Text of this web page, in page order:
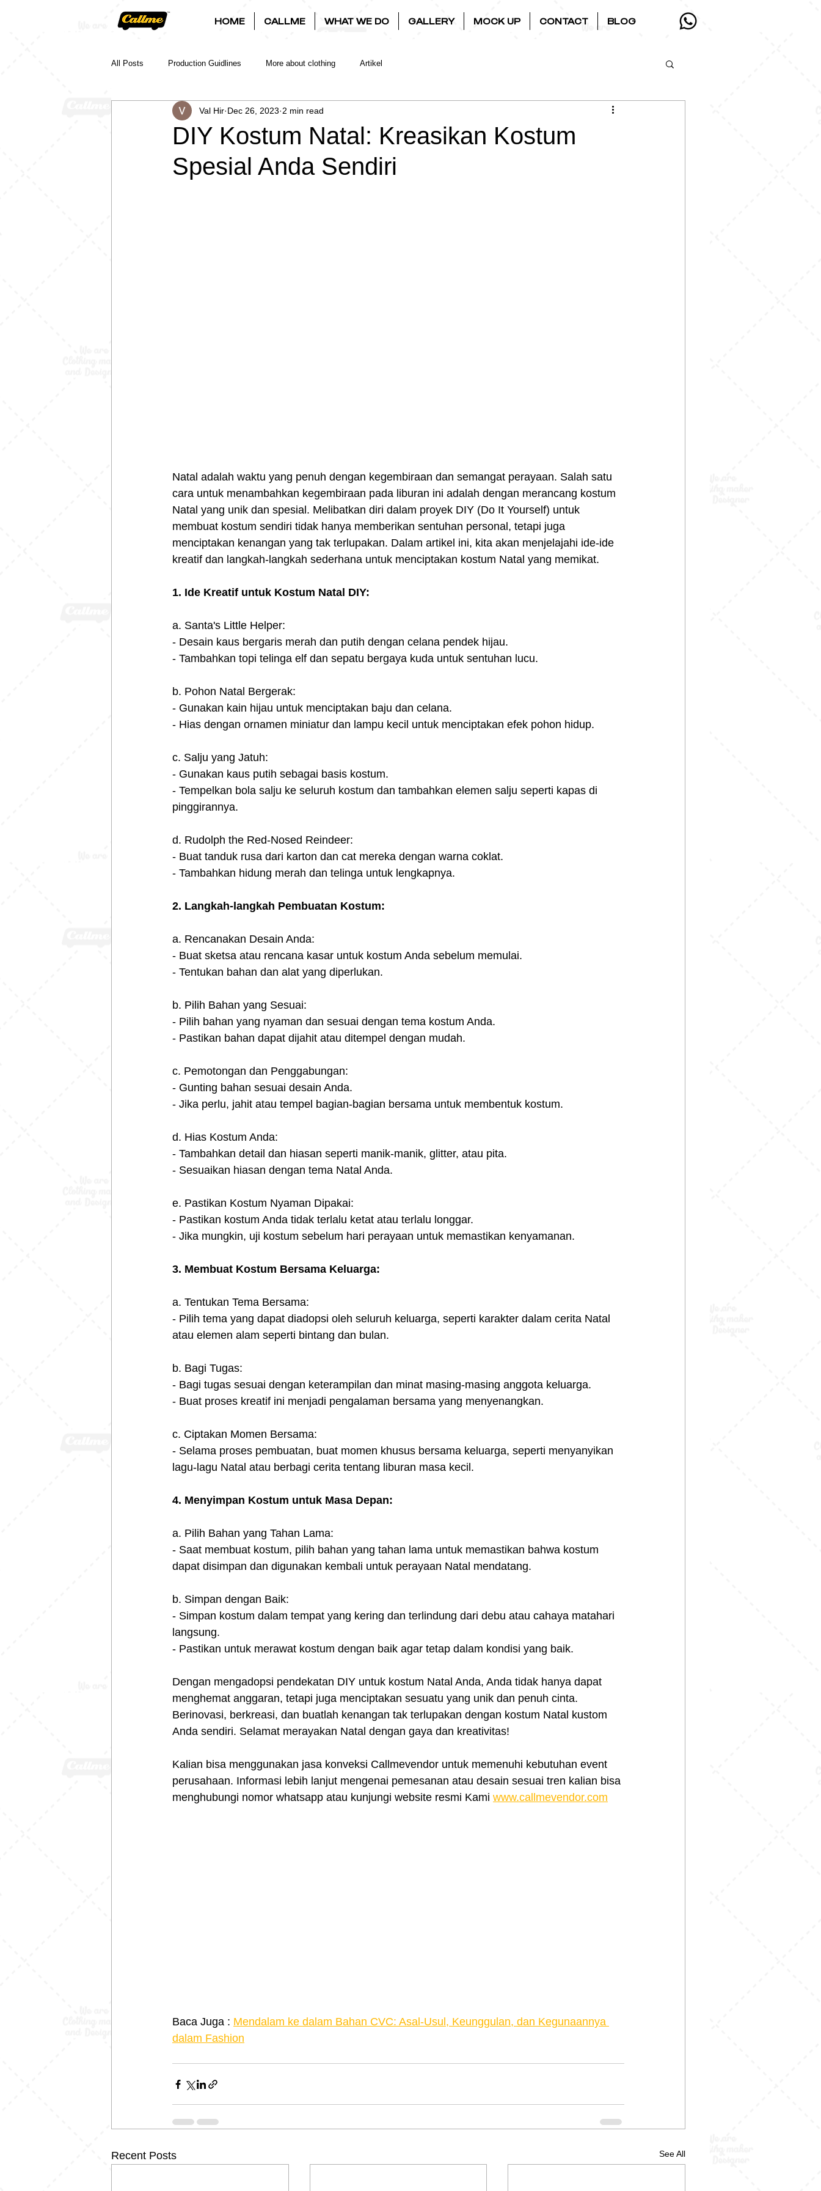
HOME CALLME WHAT WE DO GALLERY MOCK UP CONTACT BLOG
All Posts Production Guidlines More about clothing Artikel
DIY Kostum Natal: Kreasikan Kostum
Spesial Anda Sendiri
Val Hir Dec 26, 2023 2 min read
Natal adalah waktu yang penuh dengan kegembiraan dan semangat perayaan. Salah satu
cara untuk menambahkan kegembiraan pada liburan ini adalah dengan merancang kostum
Natal yang unik dan spesial. Melibatkan diri dalam proyek DIY (Do It Yourself) untuk
membuat kostum sendiri tidak hanya memberikan sentuhan personal, tetapi juga
menciptakan kenangan yang tak terlupakan. Dalam artikel ini, kita akan menjelajahi ide-ide
kreatif dan langkah-langkah sederhana untuk menciptakan kostum Natal yang memikat.
1. Ide Kreatif untuk Kostum Natal DIY:
a. Santa's Little Helper:
- Desain kaus bergaris merah dan putih dengan celana pendek hijau.
- Tambahkan topi telinga elf dan sepatu bergaya kuda untuk sentuhan lucu.
b. Pohon Natal Bergerak:
- Gunakan kain hijau untuk menciptakan baju dan celana.
- Hias dengan ornamen miniatur dan lampu kecil untuk menciptakan efek pohon hidup.
c. Salju yang Jatuh:
- Gunakan kaus putih sebagai basis kostum.
- Tempelkan bola salju ke seluruh kostum dan tambahkan elemen salju seperti kapas di
pinggirannya.
d. Rudolph the Red-Nosed Reindeer:
- Buat tanduk rusa dari karton dan cat mereka dengan warna coklat.
- Tambahkan hidung merah dan telinga untuk lengkapnya.
2. Langkah-langkah Pembuatan Kostum:
a. Rencanakan Desain Anda:
- Buat sketsa atau rencana kasar untuk kostum Anda sebelum memulai.
- Tentukan bahan dan alat yang diperlukan.
b. Pilih Bahan yang Sesuai:
- Pilih bahan yang nyaman dan sesuai dengan tema kostum Anda.
- Pastikan bahan dapat dijahit atau ditempel dengan mudah.
c. Pemotongan dan Penggabungan:
- Gunting bahan sesuai desain Anda.
- Jika perlu, jahit atau tempel bagian-bagian bersama untuk membentuk kostum.
d. Hias Kostum Anda:
- Tambahkan detail dan hiasan seperti manik-manik, glitter, atau pita.
- Sesuaikan hiasan dengan tema Natal Anda.
e. Pastikan Kostum Nyaman Dipakai:
- Pastikan kostum Anda tidak terlalu ketat atau terlalu longgar.
- Jika mungkin, uji kostum sebelum hari perayaan untuk memastikan kenyamanan.
3. Membuat Kostum Bersama Keluarga:
a. Tentukan Tema Bersama:
- Pilih tema yang dapat diadopsi oleh seluruh keluarga, seperti karakter dalam cerita Natal
atau elemen alam seperti bintang dan bulan.
b. Bagi Tugas:
- Bagi tugas sesuai dengan keterampilan dan minat masing-masing anggota keluarga.
- Buat proses kreatif ini menjadi pengalaman bersama yang menyenangkan.
c. Ciptakan Momen Bersama:
- Selama proses pembuatan, buat momen khusus bersama keluarga, seperti menyanyikan
lagu-lagu Natal atau berbagi cerita tentang liburan masa kecil.
4. Menyimpan Kostum untuk Masa Depan:
a. Pilih Bahan yang Tahan Lama:
- Saat membuat kostum, pilih bahan yang tahan lama untuk memastikan bahwa kostum
dapat disimpan dan digunakan kembali untuk perayaan Natal mendatang.
b. Simpan dengan Baik:
- Simpan kostum dalam tempat yang kering dan terlindung dari debu atau cahaya matahari
langsung.
- Pastikan untuk merawat kostum dengan baik agar tetap dalam kondisi yang baik.
Dengan mengadopsi pendekatan DIY untuk kostum Natal Anda, Anda tidak hanya dapat
menghemat anggaran, tetapi juga menciptakan sesuatu yang unik dan penuh cinta.
Berinovasi, berkreasi, dan buatlah kenangan tak terlupakan dengan kostum Natal kustom
Anda sendiri. Selamat merayakan Natal dengan gaya dan kreativitas!
Kalian bisa menggunakan jasa konveksi Callmevendor untuk memenuhi kebutuhan event
perusahaan. Informasi lebih lanjut mengenai pemesanan atau desain sesuai tren kalian bisa
menghubungi nomor whatsapp atau kunjungi website resmi Kami www.callmevendor.com
Baca Juga : Mendalam ke dalam Bahan CVC: Asal-Usul, Keunggulan, dan Kegunaannya
dalam Fashion
Recent Posts See All